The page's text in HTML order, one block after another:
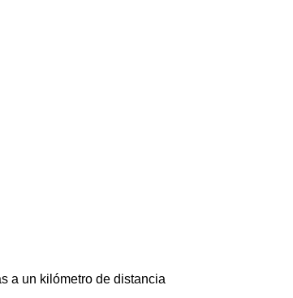
a un kilómetro de distancia